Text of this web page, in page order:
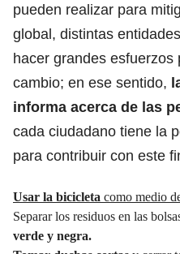
pueden realizar para
global, distintas
hacer grandes esfuerzos
cambio; en ese sentido,
informa acerca de las
cada ciudadano tiene la
para contribuir con este
Usar la bicicleta como medio
Separar los residuos en las
verde y negra.